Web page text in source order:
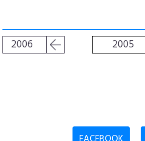
2006 2005